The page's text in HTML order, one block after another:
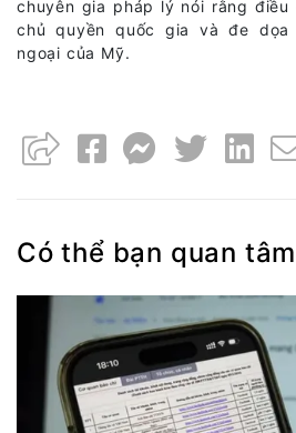
chuyên gia pháp lý nói rằng
chủ quyền quốc gia và đe
ngoại của Mỹ.
Có thể bạn quan tâm